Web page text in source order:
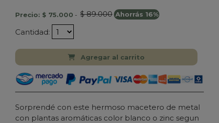
Precio: $ 75.000 - $ 89.000 Ahorrás 16%
Cantidad:
Agregar al carrito
Sorprendé con este hermoso macetero de metal
con plantas aromáticas color blanco o zinc segun